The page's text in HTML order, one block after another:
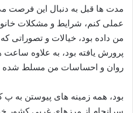
مدت ها قبل به دنبال این فرصت
عملی کنم، شرایط و مشکلات
من داده بود، خیالات و تصوراتی
پرورش یافته بود، به علاوه ساعت
روان و احساسات من مسلط شده
بود، همه زمینه های پیوستن به پ